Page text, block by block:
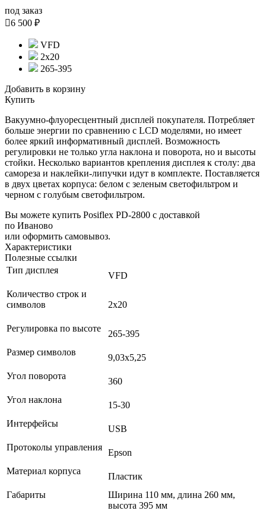
под заказ
6 500 ₽
VFD
2х20
265-395
Добавить в корзину
Купить
Вакуумно-флуоресцентный дисплей покупателя. Потребляет
больше энергии по сравнению с LCD моделями, но имеет
более яркий информативный дисплей. Возможность
регулировки не только угла наклона и поворота, но и высоты
стойки. Несколько вариантов крепления дисплея к столу: два
самореза и наклейки-липучки идут в комплекте. Поставляется
в двух цветах корпуса: белом с зеленым светофильтром и
черном с голубым светофильтром.
Вы можете купить Posiflex PD-2800 с доставкой
по Иваново
или оформить самовывоз.
Характеристики
Полезные ссылки
Тип дисплея
VFD
Количество строк и
символов
2х20
Регулировка по высоте
265-395
Размер символов
9,03х5,25
Угол поворота
360
Угол наклона
15-30
Интерфейсы
USB
Протоколы управления
Epson
Материал корпуса
Пластик
Габариты
Ширина 110 мм, длина 260 мм,
высота 395 мм